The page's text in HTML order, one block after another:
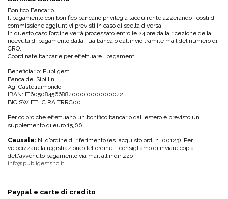
Bonifico Bancario
Il pagamento con bonifico bancario privilegia l’acquirente azzerando i costi di
commissione aggiuntivi previsti in caso di scelta diversa.
In questo caso l’ordine verrà processato entro le 24 ore dalla ricezione della
ricevuta di pagamento dalla Tua banca o dall’invio tramite mail del numero di
CRO.
Coordinate bancarie per effettuare i pagamenti
Beneficiario: Publigest
Banca dei Sibillini
Ag. Castelraimondo
IBAN: IT6050845668840000000000042
BIC SWIFT: IC RAITRRC00
Per coloro che effettuano un bonifico bancario dall'estero è previsto un
supplemento di euro 15,00.
Causale: N. d’ordine di riferimento (es. acquisto ord. n. 00123). Per
velocizzare la registrazione dell’ordine ti consigliamo di inviare copia
dell'avvenuto pagamento via mail all'indirizzo
info@publigestsnc.it
Paypal e carte di credito